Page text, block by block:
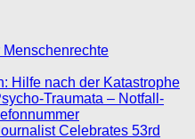
Hilfe nach der Katastrophe
Traumata – Notfall-
Celebrates 53rd